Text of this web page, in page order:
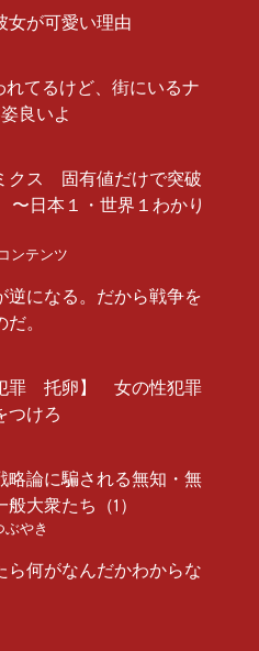
女が可愛い理由
れてるけど、街にいるナ
良いよ
クス 固有値だけで突破
〜日本１・世界１わかり
ンテンツ
逆になる。だから戦争を
。
犯罪 托卵】 女の性犯罪
つけろ
略論に騙される無知・無
大衆たち（1）
ぶやき
ら何がなんだかわからな